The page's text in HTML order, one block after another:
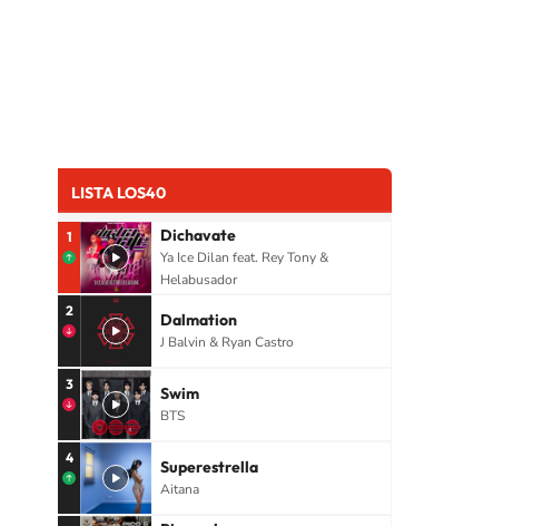
LISTA LOS40
1 Dichavate
Ya Ice Dilan feat. Rey Tony &
Helabusador
2 Dalmation
J Balvin & Ryan Castro
3 Swim
BTS
4 Superestrella
Aitana